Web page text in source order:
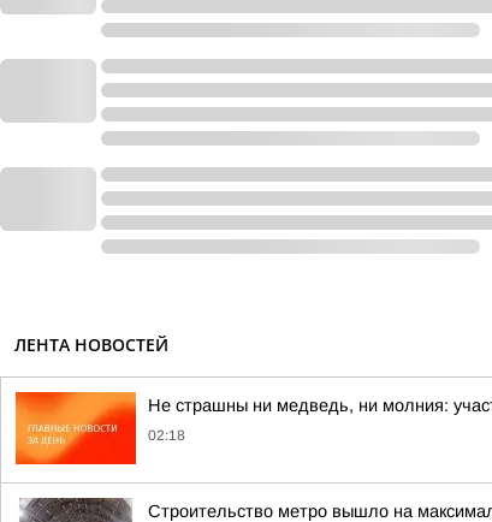
ЛЕНТА НОВОСТЕЙ
Не страшны ни медведь, ни молния:
02:18
Строительство метро вышло на